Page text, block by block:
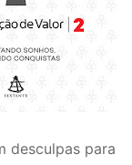
desculpas para